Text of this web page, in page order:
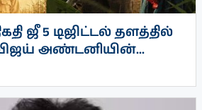
ஜீ 5 டிஜிட்டல் தளத்தில்
அண்டனியின்...